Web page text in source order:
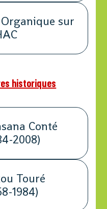
sur
Conté
2008)
Touré
1984)